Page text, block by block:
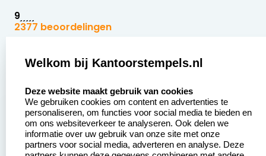
9
2377 beoordelingen
Zakelijk:
Aanvraag op maat
Betaling &
Verzending
Wederverkoper
Klantenservice:
Contact opnemen
Veel gestelde vragen
Retourneren
Herroepingsrecht
Welkom bij Kantoorstempels.nl
Deze website maakt gebruik van cookies
We gebruiken cookies om content en advertenties te
personaliseren, om functies voor social media te bieden en
om ons websiteverkeer te analyseren. Ook delen we
informatie over uw gebruik van onze site met onze
partners voor social media, adverteren en analyse. Deze